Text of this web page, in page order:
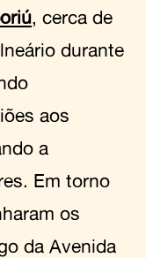
, cerca de
durante
aos
a
Em torno
os
da Avenida